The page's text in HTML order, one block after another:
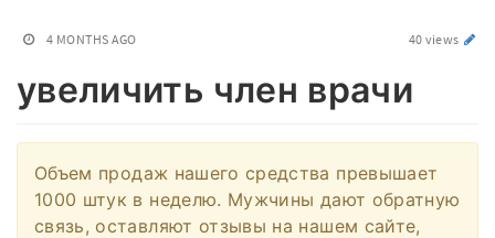
4 MONTHS AGO 40 views
увеличить член врачи
Объем продаж нашего средства превышает
1000 штук в неделю. Мужчины дают обратную
связь, оставляют отзывы на нашем сайте,